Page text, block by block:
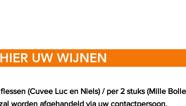
UW WIJNEN
(Cuvee Luc en Niels) / per 2 stuks (Mille
worden afgehandeld via uw contactpersoon.